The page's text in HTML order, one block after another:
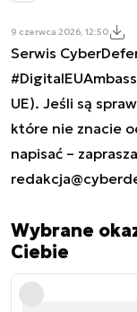
9 czerwca 2026, 12:50
Serwis
UE). Jeśli są
które nie znacie
napisać –
Wybrane
Ciebie